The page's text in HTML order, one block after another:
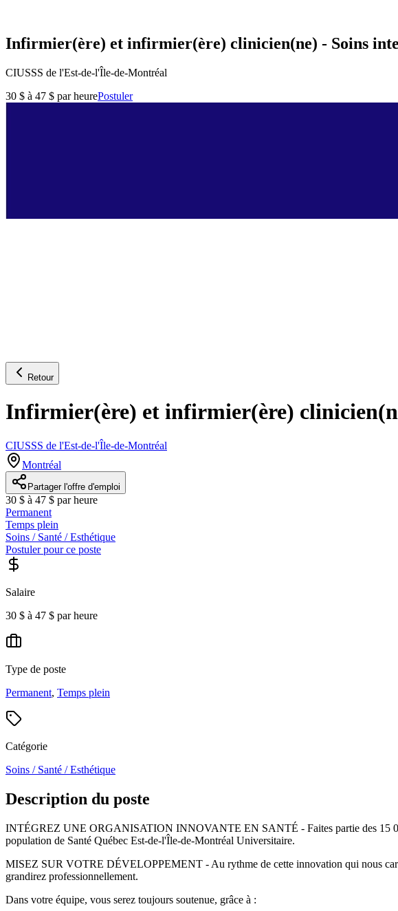
Infirmier(ère) et infirmier(ère) clinicien(ne) - Soins
CIUSSS de l'Est-de-l'Île-de-Montréal
30 $ à 47 $ par heurePostuler
Retour
Infirmier(ère) et infirmier(ère)
CIUSSS de l'Est-de-l'Île-de-Montréal
Montréal
Partager l'offre d'emploi
30 $ à 47 $ par heure
Permanent
Temps plein
Soins / Santé / Esthétique
Postuler pour ce poste
Salaire
30 $ à 47 $ par heure
Type de poste
Permanent, Temps plein
Catégorie
Soins / Santé / Esthétique
Description du poste
INTÉGREZ UNE ORGANISATION INNOVANTE EN SANTÉ - Faites partie des 15
population de Santé Québec Est-de-l'Île-de-Montréal Universitaire.
MISEZ SUR VOTRE DÉVELOPPEMENT - Au rythme de cette innovation qui nous
grandirez professionnellement.
Dans votre équipe, vous serez toujours soutenue, grâce à :